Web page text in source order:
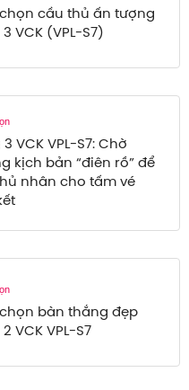
cầu thủ ấn tượng
VCK (VPL-S7)
VCK VPL-S7: Chờ
kịch bản “điên rồ” để
nhân cho tấm vé
bàn thắng đẹp
VCK VPL-S7